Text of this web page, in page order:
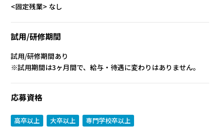
<固定残業> なし
試用/研修期間
試用/研修期間あり
※試用期間は3ヶ月間で、給与・待遇に変わりはありません。
応募資格
高卒以上 大卒以上 専門学校卒以上